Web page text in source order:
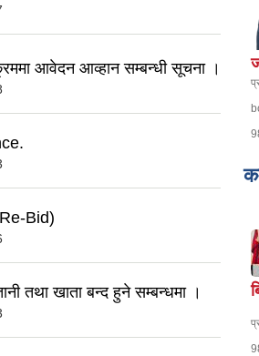
आवेदन आव्हान सम्बन्धी सूचना ।
Bid)
तथा खाता बन्द हुने सम्बन्धमा ।